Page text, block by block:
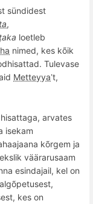
sündidest
,
loetleb
nimed, kes kõik
. Tulevase
Metteyya’t,
, arvates
isekam
kõrgem ja
väärarusaam
esindajail, kel on
kes on